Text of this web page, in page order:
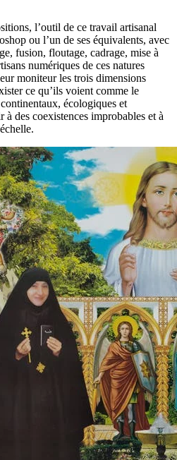
l’outil de ce travail artisanal
ou l’un de ses équivalents, avec
fusion, floutage, cadrage, mise à
numériques de ces natures
moniteur les trois dimensions
ce qu’ils voient comme le
écologiques et
des coexistences improbables et à